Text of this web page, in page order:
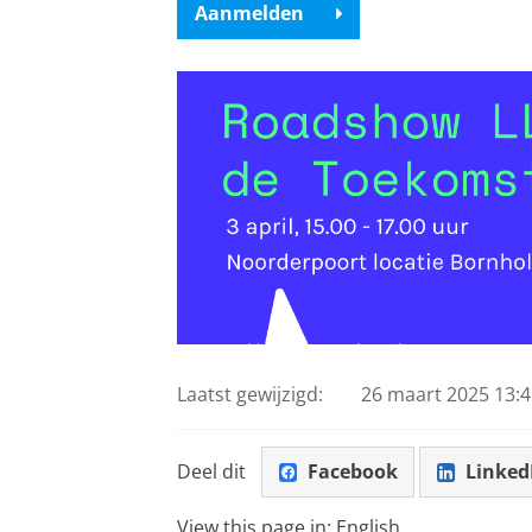
Aanmelden
Laatst gewijzigd: 26 maart 2025
Deel dit Facebook
View this page in: English